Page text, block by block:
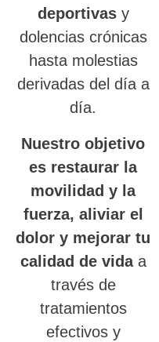
deportivasy
dolencias crónicas
hasta molestias
derivadas del día a
día.
Nuestro objetivo
es restaurar la
movilidad y la
fuerza, aliviar el
dolor y mejorar tu
calidad de vidaa
través de
tratamientos
efectivos y